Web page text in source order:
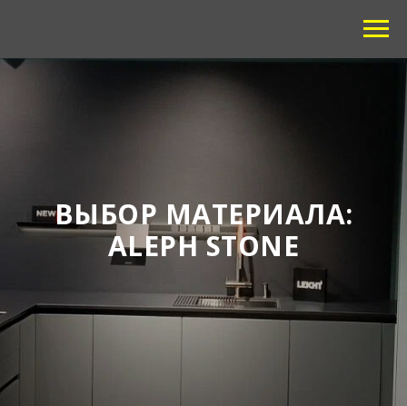
ВЫБОР МАТЕРИАЛА:
ALEPH STONE